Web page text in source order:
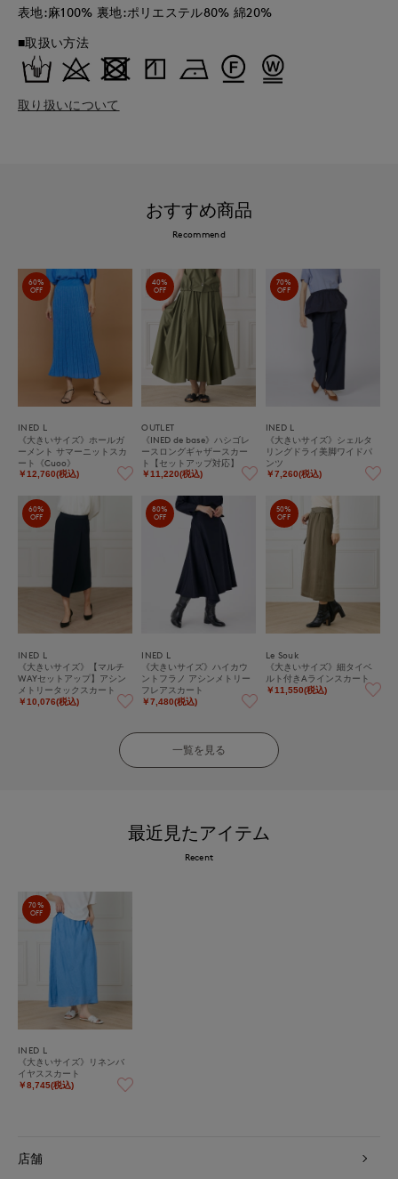
表地:麻100% 裏地:ポリエステル80% 綿20%
■取扱い方法
取り扱いについて
おすすめ商品
Recommend
60%
OFF
INED L
《大きいサイズ》ホールガ
ーメント サマーニットスカ
ート《Cuoo》
￥12,760(税込)
40%
OFF
OUTLET
《INED de base》ハシゴレ
ースロングギャザースカー
ト【セットアップ対応】
￥11,220(税込)
70%
OFF
INED L
《大きいサイズ》シェルタ
リングドライ美脚ワイドパ
ンツ
￥7,260(税込)
60%
OFF
INED L
《大きいサイズ》【マルチ
WAYセットアップ】アシン
メトリータックスカート
￥10,076(税込)
80%
OFF
INED L
《大きいサイズ》ハイカウ
ントフラノ アシンメトリー
フレアスカート
￥7,480(税込)
50%
OFF
Le Souk
《大きいサイズ》細タイベ
ルト付きAラインスカート
￥11,550(税込)
一覧を見る
最近見たアイテム
Recent
70%
OFF
INED L
《大きいサイズ》リネンバ
イヤススカート
￥8,745(税込)
店舗